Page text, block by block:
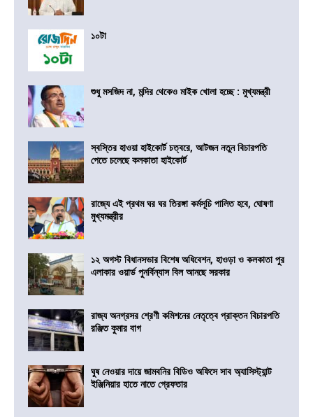
১০টা
শুধু মসজিদ না, মন্দির থেকেও মাইক খোলা হচ্ছে : মুখ্যমন্ত্রী
স্বস্তির হাওয়া হাইকোর্ট চত্বরে, আটজন নতুন বিচারপতি
পেতে চলেছে কলকাতা হাইকোর্ট
রাজ্যে এই প্রথম ঘর ঘর তিরঙ্গা কর্মসূচি পালিত হবে, ঘোষণা
মুখ্যমন্ত্রীর
১২ অগস্ট বিধানসভার বিশেষ অধিবেশন, হাওড়া ও কলকাতা পুর
এলাকার ওয়ার্ড পুনর্বিন্যাস বিল আনছে সরকার
রাজ্য অনগ্রসর শ্রেণী কমিশনের নেতৃত্বে প্রাক্তন বিচারপতি
রঞ্জিত কুমার বাগ
ঘুষ নেওয়ার দায়ে জামবনির বিডিও অফিসে সাব অ্যাসিস্ট্যান্ট
ইঞ্জিনিয়ার হাতে নাতে গ্রেফতার